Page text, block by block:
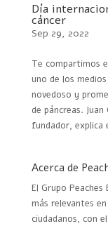
Día
cáncer
Sep 29, 2022
Te compartimos
uno de los
novedoso y
de páncreas.
fundador, explica
Acerca de
El Grupo
más relevantes
ciudadanos, con